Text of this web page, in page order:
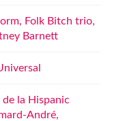
Folk Bitch trio,
Barnett
la Hispanic
André,